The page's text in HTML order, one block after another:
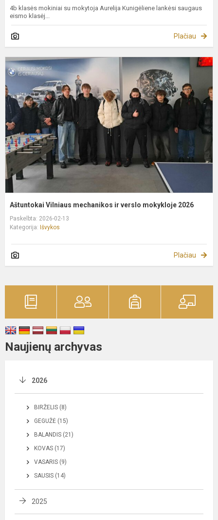
4b klasės mokiniai su mokytoja Aurelija Kunigėliene lankėsi saugaus
eismo klasėj...
Plačiau
Aštuntokai Vilniaus mechanikos ir verslo mokykloje 2026
Paskelbta: 2026-02-13
Kategorija: Išvykos
Plačiau
Naujienų archyvas
2026
BIRŽELIS (8)
GEGUŽĖ (15)
BALANDIS (21)
KOVAS (17)
VASARIS (9)
SAUSIS (14)
2025